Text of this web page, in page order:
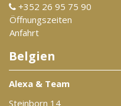
+352 26 95 75 90
Öffnungszeiten
Anfahrt
Belgien
Alexa & Team
Steinborn 14